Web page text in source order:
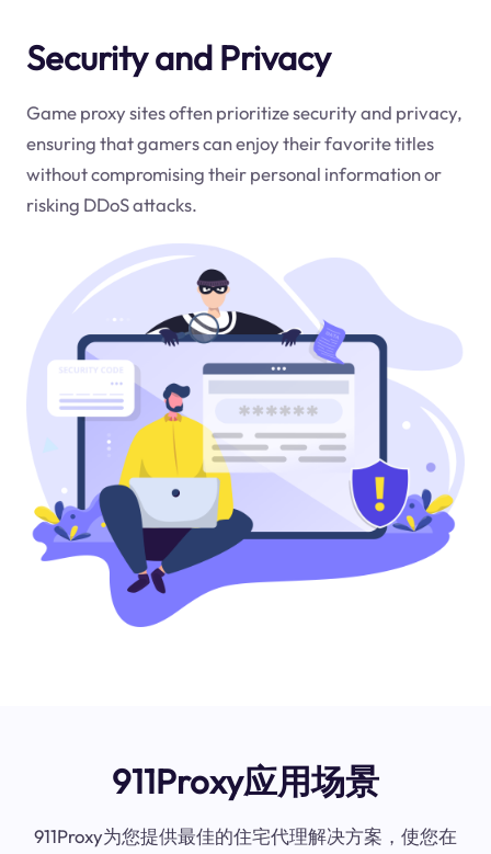
Security and Privacy
Game proxy sites often prioritize security and privacy,
ensuring that gamers can enjoy their favorite titles
without compromising their personal information or
risking DDoS attacks.
911Proxy应用场景
911Proxy为您提供最佳的住宅代理解决方案，使您在